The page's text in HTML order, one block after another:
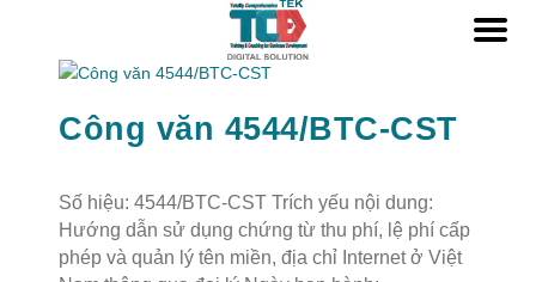
Công văn 4544/BTC-CST
Số hiệu: 4544/BTC-CST Trích yếu nội dung:
Hướng dẫn sử dụng chứng từ thu phí, lệ phí cấp
phép và quản lý tên miền, địa chỉ Internet ở Việt